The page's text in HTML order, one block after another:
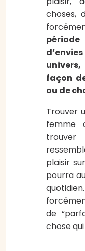
choses,
façon
ou de
Trouver
femme
trouver
plaisir
pourra
de
chose